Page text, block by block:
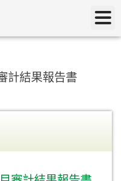
計結果報告書